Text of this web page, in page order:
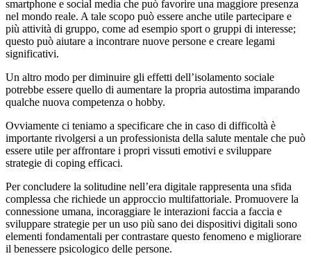
smartphone e social media che può favorire una maggiore presenza
nel mondo reale. A tale scopo può essere anche utile partecipare e
più attività di gruppo, come ad esempio sport o gruppi di interesse;
questo può aiutare a incontrare nuove persone e creare legami
significativi.
Un altro modo per diminuire gli effetti dell’isolamento sociale
potrebbe essere quello di aumentare la propria autostima imparando
qualche nuova competenza o hobby.
Ovviamente ci teniamo a specificare che in caso di difficoltà è
importante rivolgersi a un professionista della salute mentale che può
essere utile per affrontare i propri vissuti emotivi e sviluppare
strategie di coping efficaci.
Per concludere la solitudine nell’era digitale rappresenta una sfida
complessa che richiede un approccio multifattoriale. Promuovere la
connessione umana, incoraggiare le interazioni faccia a faccia e
sviluppare strategie per un uso più sano dei dispositivi digitali sono
elementi fondamentali per contrastare questo fenomeno e migliorare
il benessere psicologico delle persone.